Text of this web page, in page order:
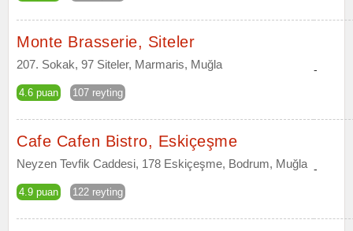
Monte Brasserie, Siteler
207. Sokak, 97 Siteler, Marmaris, Muğla
4.6 puan 107 reyting
-
Cafe Cafen Bistro, Eskiçeşme
Neyzen Tevfik Caddesi, 178 Eskiçeşme, Bodrum, Muğla
4.9 puan 122 reyting
-